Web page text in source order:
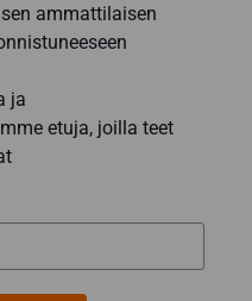
ammattilaisen
ja
etuja, joilla teet